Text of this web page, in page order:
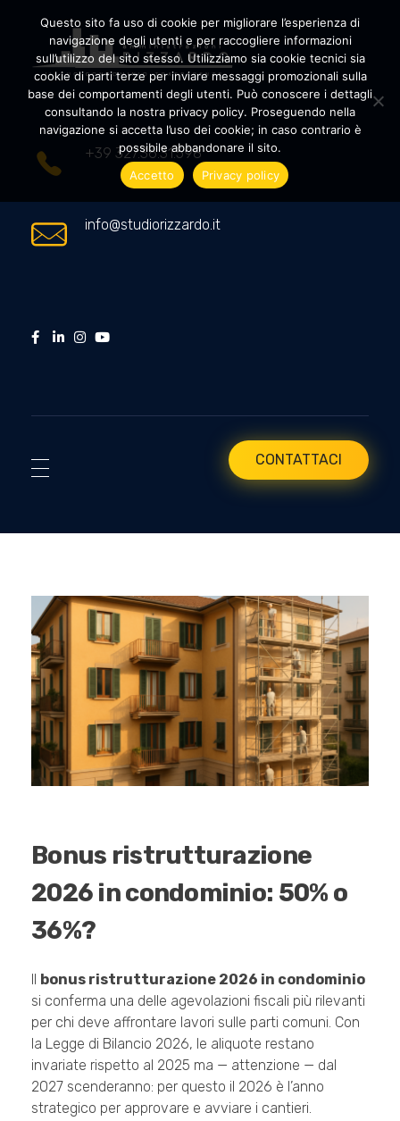
Amministrazioni Rizzardo
+39 327.36.31.598
info@studiorizzardo.it
CONTATTACI
Bonus ristrutturazione
2026 in condominio: 50% o
36%?
Il bonus ristrutturazione 2026 in condominio
si conferma una delle agevolazioni fiscali più rilevanti
per chi deve affrontare lavori sulle parti comuni. Con
la Legge di Bilancio 2026, le aliquote restano
invariate rispetto al 2025 ma — attenzione — dal
2027 scenderanno: per questo il 2026 è l’anno
strategico per approvare e avviare i cantieri.
Questo sito fa uso di cookie per migliorare l’esperienza di
navigazione degli utenti e per raccogliere informazioni
sull’utilizzo del sito stesso. Utilizziamo sia cookie tecnici sia
cookie di parti terze per inviare messaggi promozionali sulla
base dei comportamenti degli utenti. Può conoscere i dettagli
consultando la nostra privacy policy. Proseguendo nella
navigazione si accetta l’uso dei cookie; in caso contrario è
possibile abbandonare il sito.
Accetto
Privacy policy